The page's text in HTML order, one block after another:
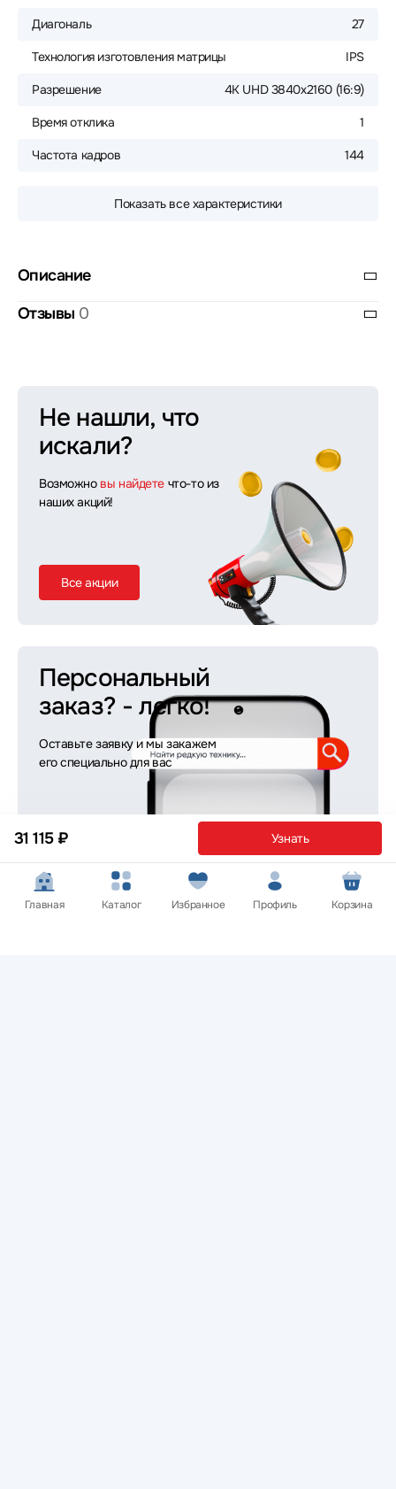
31 115 ₽ Узнать
Диагональ 27
Технология изготовления матрицы IPS
Разрешение 4K UHD 3840x2160 (16:9)
Время отклика 1
Частота кадров 144
Показать все характеристики
Описание
Отзывы 0
Не нашли, что
искали?
Возможно вы найдете что-то из
наших акций!
Все акции
Персональный
заказ? - легко!
Оставьте заявку и мы закажем
его специально для вас
Оставить заявку
Главная Каталог Избранное Профиль Корзина